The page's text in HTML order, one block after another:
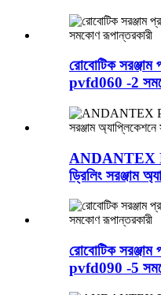
রোবোটিক
pvfd060 -2
ANDANTEX
ড্রিলিং সরঞ্জাম
রোবোটিক
pvfd090 -5